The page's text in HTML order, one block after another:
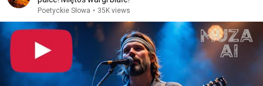
Poetyckie Słowa • 35K views